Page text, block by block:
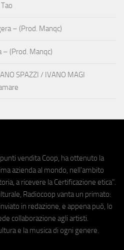
– (Prod. Manqc)
– (Prod. Manqc)
SPAZZI / IVANO MAGI
vendita Coop, ha ottenuto la
azienda al mondo, nell'ambito
a ricevere la Certificazione etica".
Radiocoop vanta un primato:
in redazione, e appena può, lo
collaborazione agli artisti.
e la musica di ogni genere.